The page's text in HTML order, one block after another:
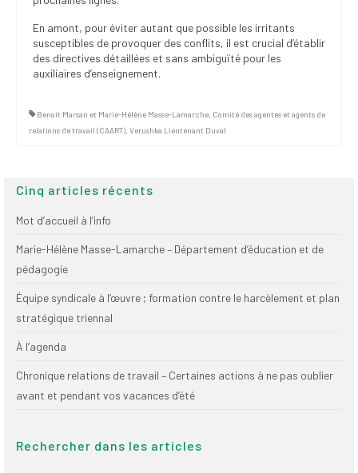
En amont, pour éviter autant que possible les irritants
susceptibles de provoquer des conflits, il est crucial d’établir
des directives détaillées et sans ambiguïté pour les
auxiliaires d’enseignement.
Benoit Marsan et Marie-Hélène Masse-Lamarche, Comité des agentes et agents de
relations de travail (CAART), Verushka Lieutenant Duval
Cinq articles récents
Mot d’accueil à l’info
Marie-Hélène Masse-Lamarche – Département d’éducation et de
pédagogie
Équipe syndicale à l’œuvre ; formation contre le harcèlement et plan
stratégique triennal
À l’agenda
Chronique relations de travail – Certaines actions à ne pas oublier
avant et pendant vos vacances d’été
Rechercher dans les articles